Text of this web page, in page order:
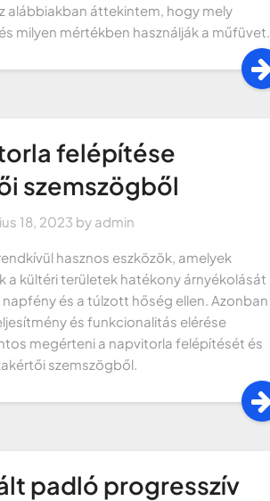
alábbiakban áttekintem, hogy mely
milyen mértékben használják a műfüvet.
felépítése
szemszögből
18, 2023 by admin
hasznos eszközök, amelyek
a kültéri területek hatékony árnyékolását
és a túlzott hőség ellen. Azonban
és funkcionalitás elérése
megérteni a napvitorla felépítését és
szemszögből.
padló progresszív